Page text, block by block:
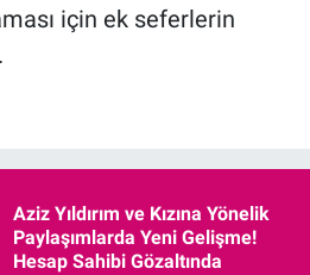
için ek seferlerin
Aziz Yıldırım ve Kızına Yönelik
Paylaşımlarda Yeni Gelişme!
Hesap Sahibi Gözaltında